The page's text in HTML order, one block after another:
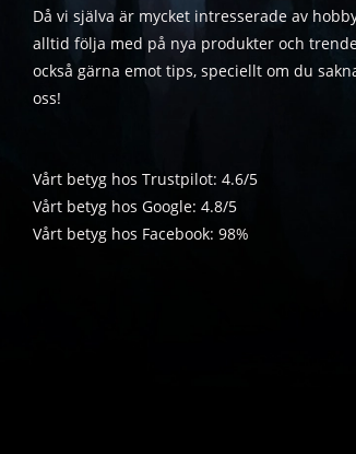
Då vi själva är mycket intresserade av
alltid följa med på nya produkter och
också gärna emot tips, speciellt om du
oss!
Vårt betyg hos Trustpilot: 4.6/5
Vårt betyg hos Google: 4.8/5
Vårt betyg hos Facebook: 98%